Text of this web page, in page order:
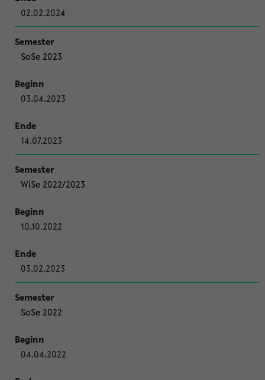
02.02.2024
SoSe 2023
03.04.2023
14.07.2023
WiSe 2022/2023
10.10.2022
03.02.2023
SoSe 2022
04.04.2022